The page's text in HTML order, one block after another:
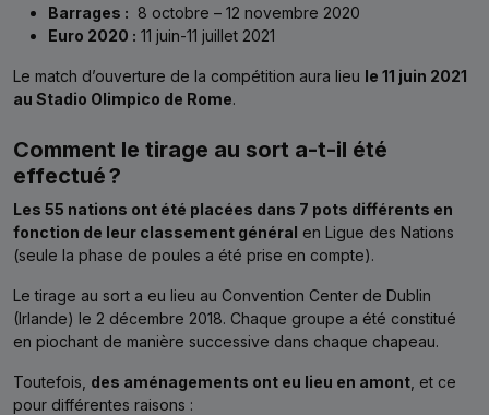
Barrages : 8 octobre – 12 novembre 2020
Euro 2020 : 11 juin-11 juillet 2021
Le match d’ouverture de la compétition aura lieu le 11 juin 2021
au Stadio Olimpico de Rome.
Comment le tirage au sort a-t-il été
effectué ?
Les 55 nations ont été placées dans 7 pots différents en
fonction de leur classement général en Ligue des Nations
(seule la phase de poules a été prise en compte).
Le tirage au sort a eu lieu au Convention Center de Dublin
(Irlande) le 2 décembre 2018. Chaque groupe a été constitué
en piochant de manière successive dans chaque chapeau.
Toutefois, des aménagements ont eu lieu en amont , et ce
pour différentes raisons :